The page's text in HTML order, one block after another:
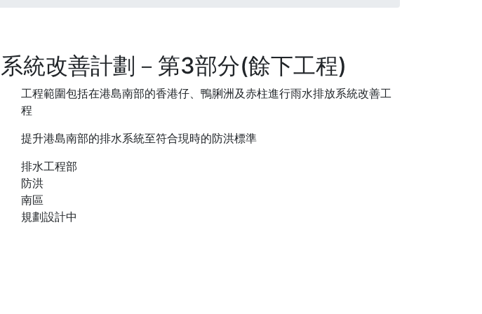
統改善計劃－第3部分(餘下工程)
工程範圍包括在港島南部的香港仔、鴨脷洲及赤柱進行雨水排放系統改善工
程
提升港島南部的排水系統至符合現時的防洪標準
排水工程部
防洪
南區
規劃設計中